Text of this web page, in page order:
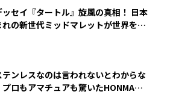
ッセイ『タートル』旋風の真相！ 日本
れの新世代ミッドマレットが世界を席
テンレスなのは言われないとわからな
プロもアマチュアも驚いたHONMA